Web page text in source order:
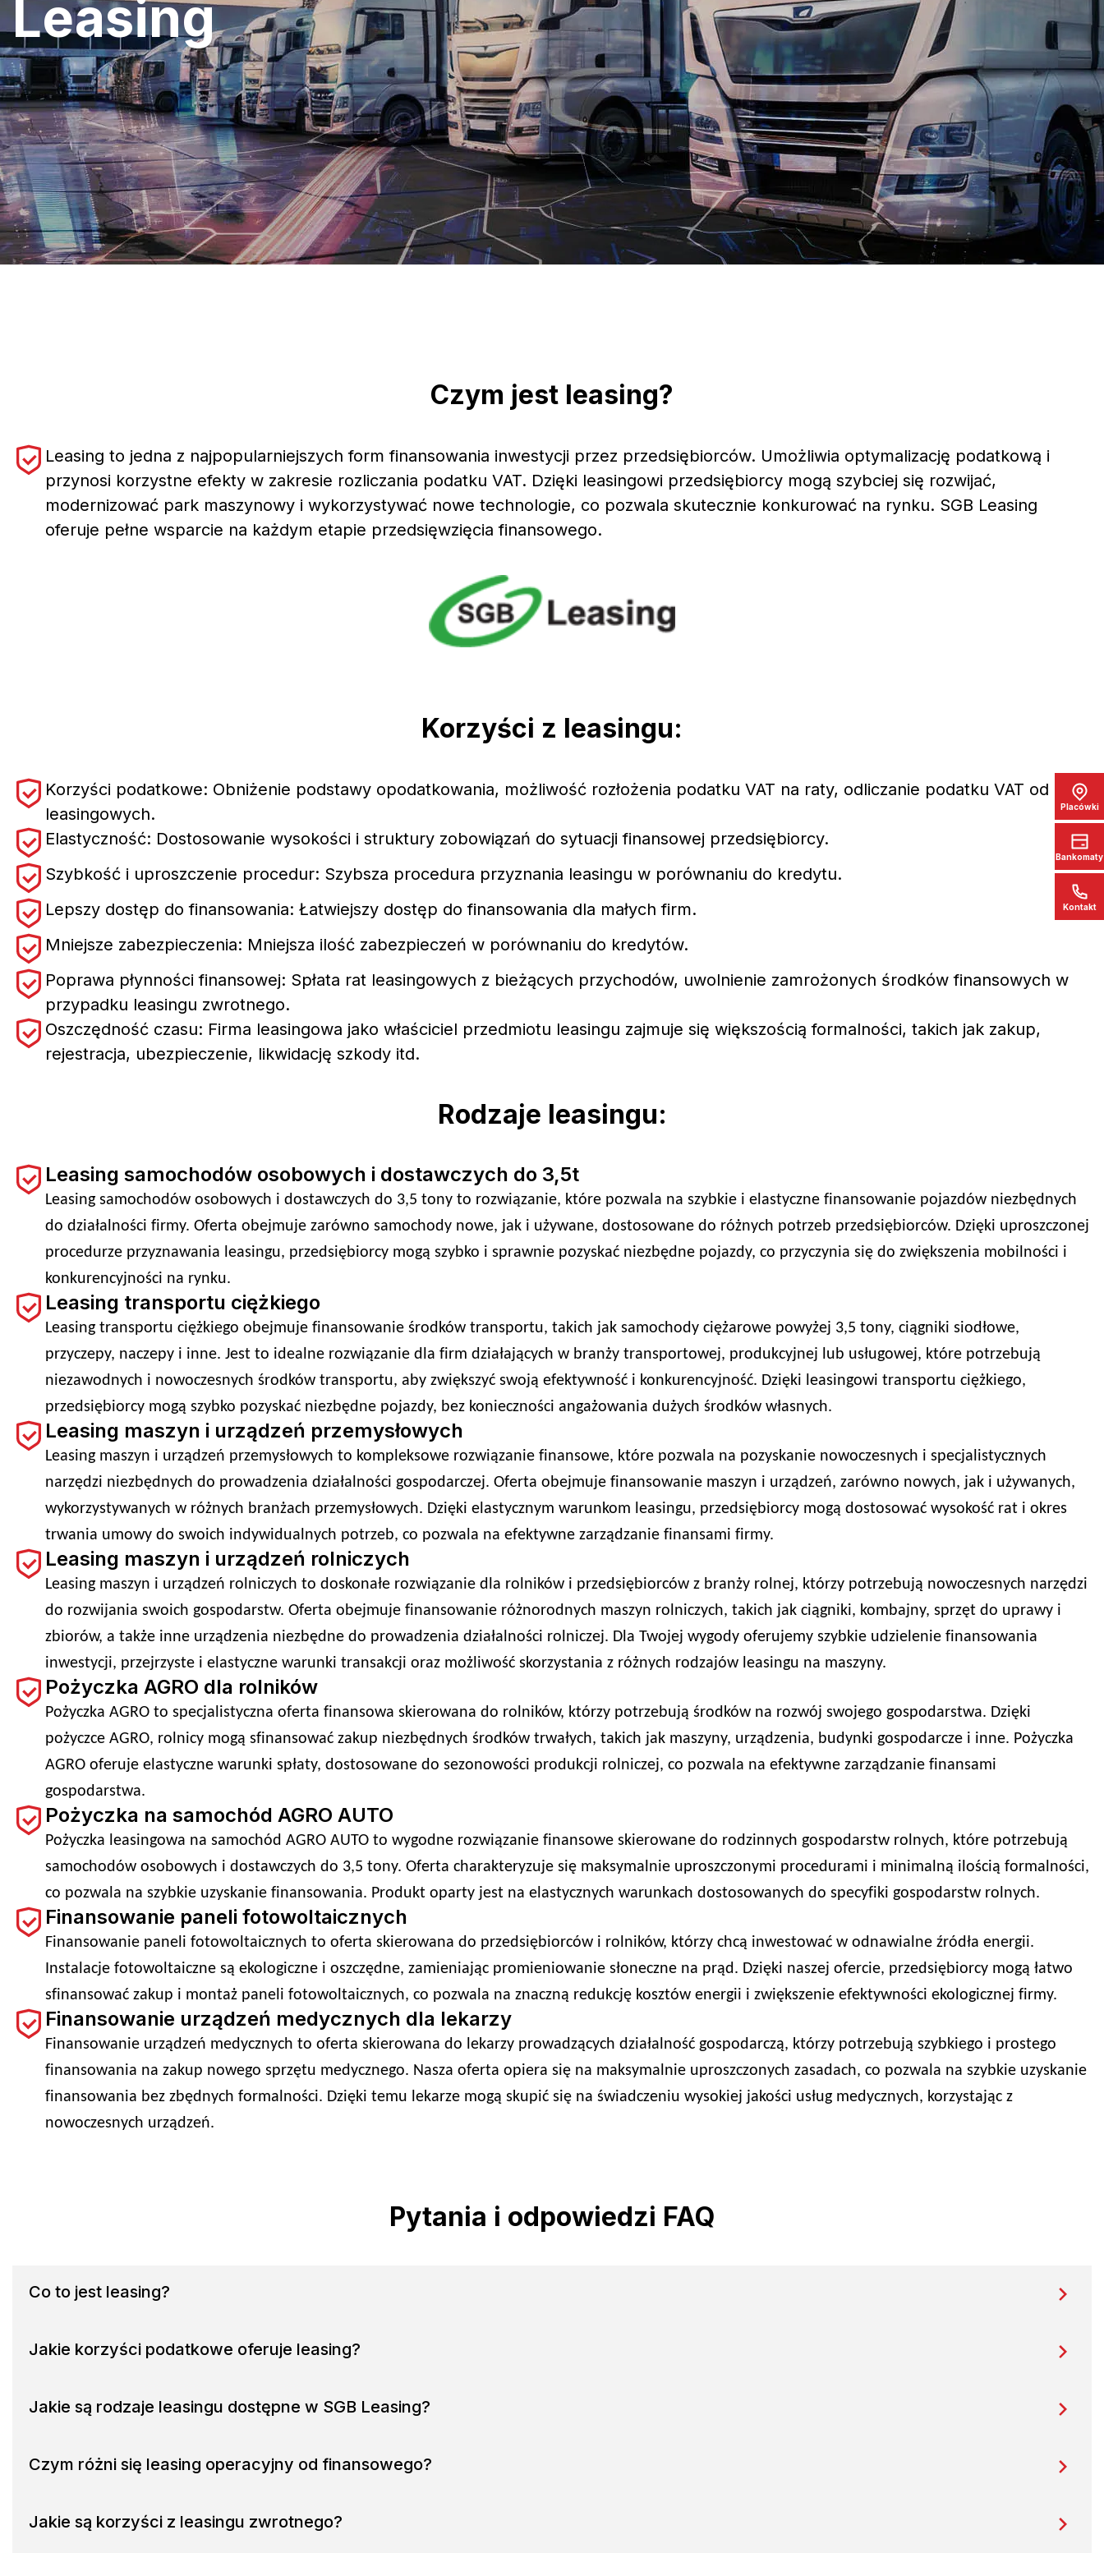
Leasing
Placówki
Bankomaty
Kontakt
Czym jest leasing?
Leasing to jedna z najpopularniejszych form finansowania inwestycji przez przedsiębiorców. Umożliwia optymalizację podatkową i
przynosi korzystne efekty w zakresie rozliczania podatku VAT. Dzięki leasingowi przedsiębiorcy mogą szybciej się rozwijać,
modernizować park maszynowy i wykorzystywać nowe technologie, co pozwala skutecznie konkurować na rynku. SGB Leasing
oferuje pełne wsparcie na każdym etapie przedsięwzięcia finansowego.
Korzyści z leasingu:
Korzyści podatkowe: Obniżenie podstawy opodatkowania, możliwość rozłożenia podatku VAT na raty, odliczanie podatku VAT od rat
leasingowych.
Elastyczność: Dostosowanie wysokości i struktury zobowiązań do sytuacji finansowej przedsiębiorcy.
Szybkość i uproszczenie procedur: Szybsza procedura przyznania leasingu w porównaniu do kredytu.
Lepszy dostęp do finansowania: Łatwiejszy dostęp do finansowania dla małych firm.
Mniejsze zabezpieczenia: Mniejsza ilość zabezpieczeń w porównaniu do kredytów.
Poprawa płynności finansowej: Spłata rat leasingowych z bieżących przychodów, uwolnienie zamrożonych środków finansowych w
przypadku leasingu zwrotnego.
Oszczędność czasu: Firma leasingowa jako właściciel przedmiotu leasingu zajmuje się większością formalności, takich jak zakup,
rejestracja, ubezpieczenie, likwidację szkody itd.
Rodzaje leasingu:
Leasing samochodów osobowych i dostawczych do 3,5t
Leasing samochodów osobowych i dostawczych do 3,5 tony to rozwiązanie, które pozwala na szybkie i elastyczne finansowanie pojazdów niezbędnych
do działalności firmy. Oferta obejmuje zarówno samochody nowe, jak i używane, dostosowane do różnych potrzeb przedsiębiorców. Dzięki uproszczonej
procedurze przyznawania leasingu, przedsiębiorcy mogą szybko i sprawnie pozyskać niezbędne pojazdy, co przyczynia się do zwiększenia mobilności i
konkurencyjności na rynku.
Leasing transportu ciężkiego
Leasing transportu ciężkiego obejmuje finansowanie środków transportu, takich jak samochody ciężarowe powyżej 3,5 tony, ciągniki siodłowe,
przyczepy, naczepy i inne. Jest to idealne rozwiązanie dla firm działających w branży transportowej, produkcyjnej lub usługowej, które potrzebują
niezawodnych i nowoczesnych środków transportu, aby zwiększyć swoją efektywność i konkurencyjność. Dzięki leasingowi transportu ciężkiego,
przedsiębiorcy mogą szybko pozyskać niezbędne pojazdy, bez konieczności angażowania dużych środków własnych.
Leasing maszyn i urządzeń przemysłowych
Leasing maszyn i urządzeń przemysłowych to kompleksowe rozwiązanie finansowe, które pozwala na pozyskanie nowoczesnych i specjalistycznych
narzędzi niezbędnych do prowadzenia działalności gospodarczej. Oferta obejmuje finansowanie maszyn i urządzeń, zarówno nowych, jak i używanych,
wykorzystywanych w różnych branżach przemysłowych. Dzięki elastycznym warunkom leasingu, przedsiębiorcy mogą dostosować wysokość rat i okres
trwania umowy do swoich indywidualnych potrzeb, co pozwala na efektywne zarządzanie finansami firmy.
Leasing maszyn i urządzeń rolniczych
Leasing maszyn i urządzeń rolniczych to doskonałe rozwiązanie dla rolników i przedsiębiorców z branży rolnej, którzy potrzebują nowoczesnych narzędzi
do rozwijania swoich gospodarstw. Oferta obejmuje finansowanie różnorodnych maszyn rolniczych, takich jak ciągniki, kombajny, sprzęt do uprawy i
zbiorów, a także inne urządzenia niezbędne do prowadzenia działalności rolniczej. Dla Twojej wygody oferujemy szybkie udzielenie finansowania
inwestycji, przejrzyste i elastyczne warunki transakcji oraz możliwość skorzystania z różnych rodzajów leasingu na maszyny.
Pożyczka AGRO dla rolników
Pożyczka AGRO to specjalistyczna oferta finansowa skierowana do rolników, którzy potrzebują środków na rozwój swojego gospodarstwa. Dzięki
pożyczce AGRO, rolnicy mogą sfinansować zakup niezbędnych środków trwałych, takich jak maszyny, urządzenia, budynki gospodarcze i inne. Pożyczka
AGRO oferuje elastyczne warunki spłaty, dostosowane do sezonowości produkcji rolniczej, co pozwala na efektywne zarządzanie finansami
gospodarstwa.
Pożyczka na samochód AGRO AUTO
Pożyczka leasingowa na samochód AGRO AUTO to wygodne rozwiązanie finansowe skierowane do rodzinnych gospodarstw rolnych, które potrzebują
samochodów osobowych i dostawczych do 3,5 tony. Oferta charakteryzuje się maksymalnie uproszczonymi procedurami i minimalną ilością formalności,
co pozwala na szybkie uzyskanie finansowania. Produkt oparty jest na elastycznych warunkach dostosowanych do specyfiki gospodarstw rolnych.
Finansowanie paneli fotowoltaicznych
Finansowanie paneli fotowoltaicznych to oferta skierowana do przedsiębiorców i rolników, którzy chcą inwestować w odnawialne źródła energii.
Instalacje fotowoltaiczne są ekologiczne i oszczędne, zamieniając promieniowanie słoneczne na prąd. Dzięki naszej ofercie, przedsiębiorcy mogą łatwo
sfinansować zakup i montaż paneli fotowoltaicznych, co pozwala na znaczną redukcję kosztów energii i zwiększenie efektywności ekologicznej firmy.
Finansowanie urządzeń medycznych dla lekarzy
Finansowanie urządzeń medycznych to oferta skierowana do lekarzy prowadzących działalność gospodarczą, którzy potrzebują szybkiego i prostego
finansowania na zakup nowego sprzętu medycznego. Nasza oferta opiera się na maksymalnie uproszczonych zasadach, co pozwala na szybkie uzyskanie
finansowania bez zbędnych formalności. Dzięki temu lekarze mogą skupić się na świadczeniu wysokiej jakości usług medycznych, korzystając z
nowoczesnych urządzeń.
Pytania i odpowiedzi FAQ
Co to jest leasing?
Jakie korzyści podatkowe oferuje leasing?
Jakie są rodzaje leasingu dostępne w SGB Leasing?
Czym różni się leasing operacyjny od finansowego?
Jakie są korzyści z leasingu zwrotnego?